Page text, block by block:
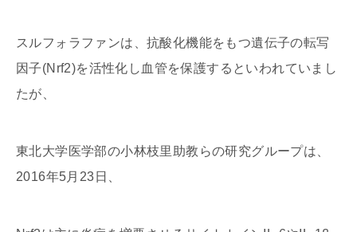
スルフォラファンは、抗酸化機能をもつ遺伝子の転写
因子(Nrf2)を活性化し血管を保護するといわれていまし
たが、
東北大学医学部の小林枝里助教らの研究グループは、
2016年5月23日、